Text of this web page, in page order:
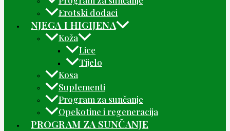
Erotski dodaci
NJEGA I HIGIJENA
Koža
Lice
Tijelo
Kosa
Suplementi
Program za sunčanje
Opekotine i regeneracija
PROGRAM ZA SUNČANJE